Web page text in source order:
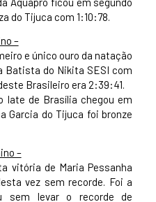
do Tijuca com 1:10:78.
–
e único ouro da natação
Batista do Nikita SESI com
Brasileiro era 2:39:41.
Iate de Brasília chegou em
Garcia do Tijuca foi bronze
–
vitória de Maria Pessanha
vez sem recorde. Foi a
sem levar o recorde de